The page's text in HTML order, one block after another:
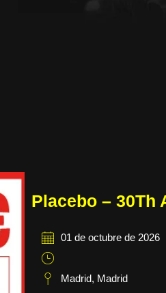
Placebo – 30Th
01 de octubre de 2026
Madrid, Madrid